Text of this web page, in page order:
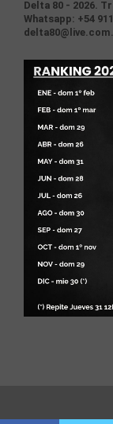
Delta 80 - 2026.
Whatsapp: +54